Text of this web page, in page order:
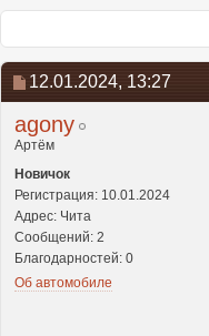
12.01.2024, 13:27
agony
Артём
Новичок
Регистрация: 10.01.2024
Адрес: Чита
Сообщений: 2
Благодарностей: 0
Об автомобиле